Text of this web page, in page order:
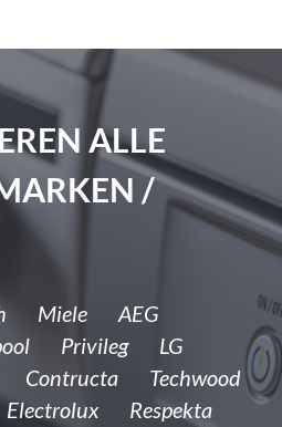
ALLE
/
Miele AEG
Privileg LG
Contructa Techwood
Respekta